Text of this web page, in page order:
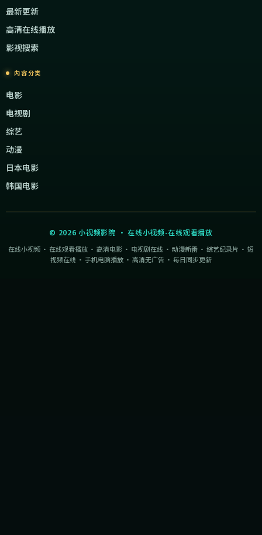
最新更新
高清在线播放
影视搜索
内容分类
电影
电视剧
综艺
动漫
日本电影
韩国电影
© 2026 小视频影院 ·在线小视频-在线观看播放
在线小视频 · 在线观看播放 · 高清电影 · 电视剧在线 · 动漫新番 · 综艺纪录片 · 短
视频在线 · 手机电脑播放 · 高清无广告 · 每日同步更新